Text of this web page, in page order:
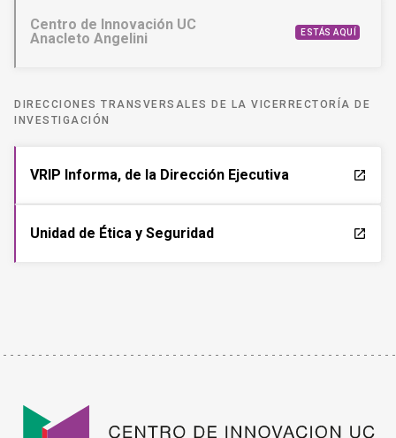
Centro de Innovación UC
Anacleto Angelini
ESTÁS AQUÍ
DIRECCIONES TRANSVERSALES DE LA VICERRECTORÍA DE
INVESTIGACIÓN
VRIP Informa, de la Dirección Ejecutiva launch
Unidad de Ética y Seguridad launch